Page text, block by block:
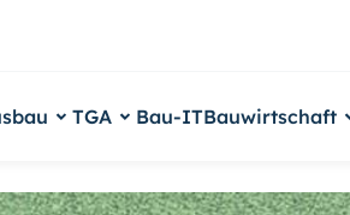
TGA Bau-ITBauwirtschaft